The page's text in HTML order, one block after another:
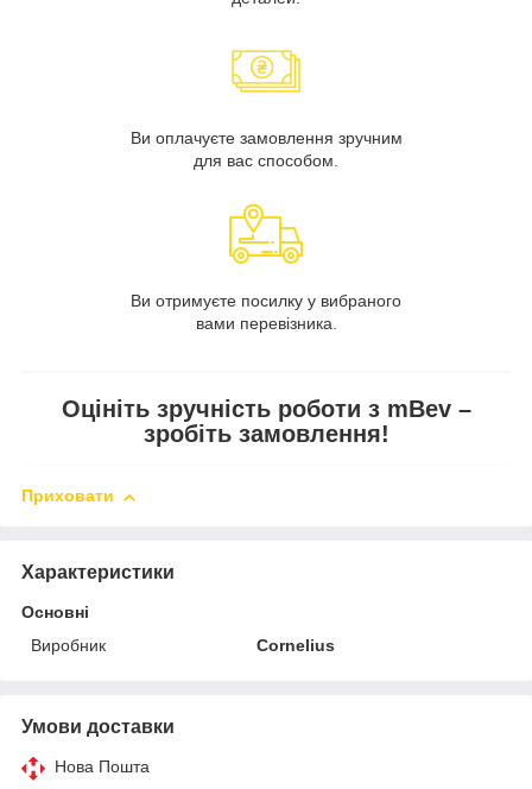
Ви оплачуєте замовлення зручним
для вас способом.
Ви отримуєте посилку у вибраного
вами перевізника.
Оцініть зручність роботи з mBev –
зробіть замовлення!
Приховати
Характеристики
Основні
Виробник
Cornelius
Умови доставки
Нова Пошта